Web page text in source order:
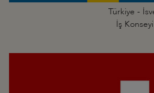
Türkiye -
İş Konseyi